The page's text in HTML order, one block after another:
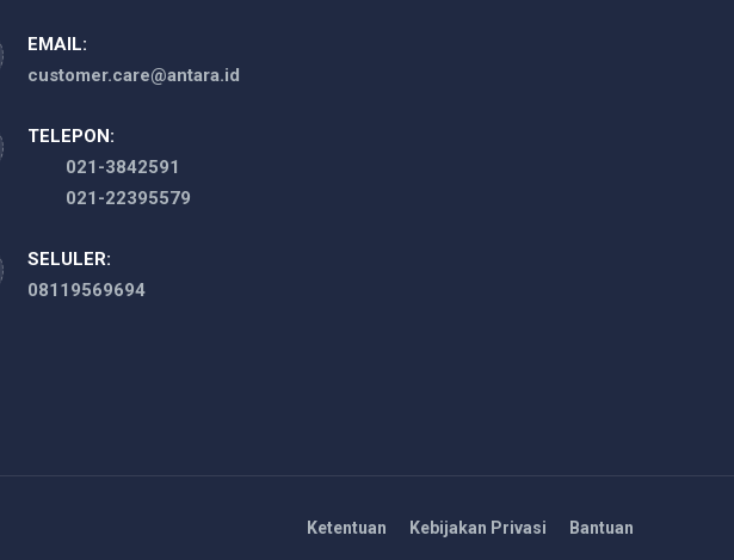
EMAIL:
customer.care@antara.id
TELEPON:
021-3842591
021-22395579
SELULER:
08119569694
Ketentuan Kebijakan Privasi Bantuan